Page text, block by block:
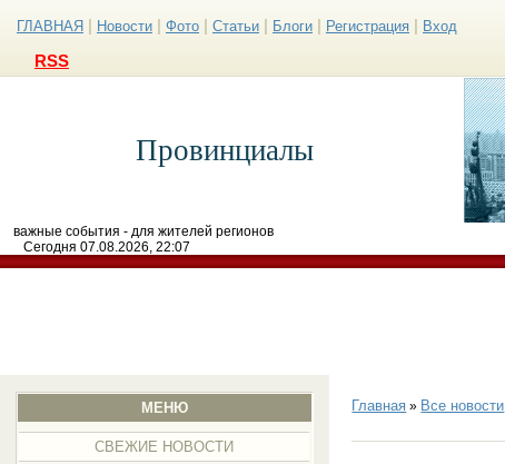
ГЛАВНАЯ Новости Фото Статьи Блоги Регистрация Вход
RSS
Провинциалы
важные события - для жителей регионов
Сегодня 07.08.2026, 22:07
МЕНЮ
СВЕЖИЕ НОВОСТИ
Главная » Все новости